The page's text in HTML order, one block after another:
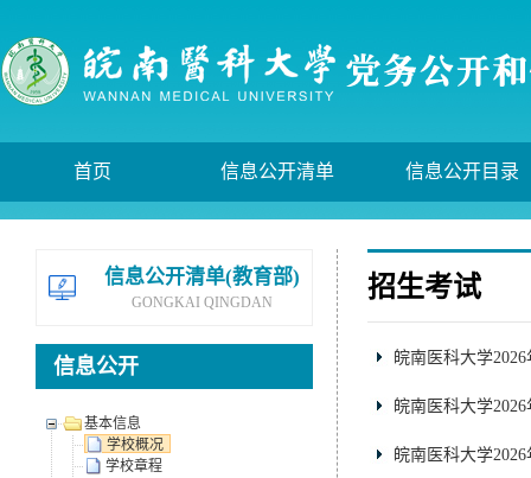
首页 信息公开清单 信息公开目录
信息公开清单(教育部)
GONGKAI QINGDAN
信息公开
基本信息
学校概况
学校章程
招生考试
皖南医科大学
皖南医科大学
皖南医科大学